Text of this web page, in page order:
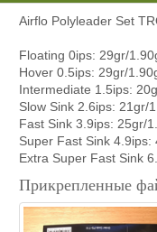
Airflo Polyleader Set
Floating 0ips: 29gr/
Hover 0.5ips: 29gr/
Intermediate 1.5ips:
Slow Sink 2.6ips: 21gr/
Fast Sink 3.9ips: 25gr/
Super Fast Sink 4.9ips:
Extra Super Fast Sink
Прикрепленные